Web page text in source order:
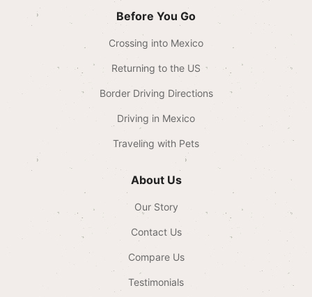
Before You Go
Crossing into Mexico
Returning to the US
Border Driving Directions
Driving in Mexico
Traveling with Pets
About Us
Our Story
Contact Us
Compare Us
Testimonials